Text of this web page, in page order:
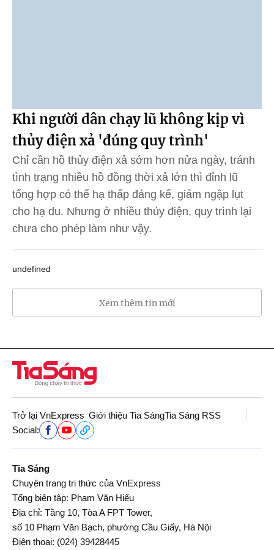
Khi người dân chạy lũ không kịp vì
thủy điện xả 'đúng quy trình'
Chỉ cần hồ thủy điện xả sớm hơn nửa ngày, tránh
tình trạng nhiều hồ đồng thời xả lớn thì đỉnh lũ
tổng hợp có thể hạ thấp đáng kể, giảm ngập lụt
cho hạ du. Nhưng ở nhiều thủy điện, quy trình lại
chưa cho phép làm như vậy.
undefined
Xem thêm tin mới
Trở lại VnExpress Giới thiệu Tia SángTia Sáng RSS
Social:
Tia Sáng
Chuyên trang tri thức của VnExpress
Tổng biên tập: Phạm Văn Hiếu
Địa chỉ: Tầng 10, Tòa A FPT Tower,
số 10 Phạm Văn Bạch, phường Cầu Giấy, Hà Nội
Điện thoại: (024) 39428445